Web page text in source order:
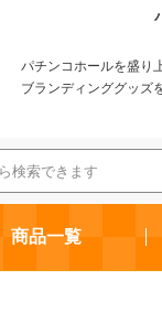
パチンコホールを盛り
ブランディンググッズ
商品一覧